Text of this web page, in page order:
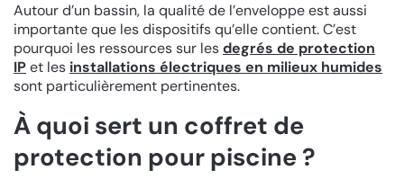
Autour d’un bassin, la qualité de l’enveloppe est aussi
importante que les dispositifs qu’elle contient. C’est
pourquoi les ressources sur lesdegrés de protection
IPet les installations électriques en milieux humides
sont particulièrement pertinentes.
À quoi sert un coffret de
protection pour piscine ?